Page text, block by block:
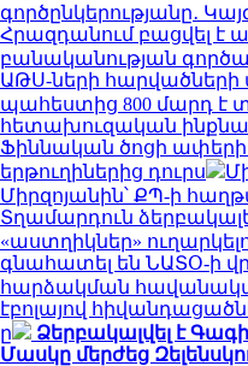
գործընկերությանը․
Հրազդանում բացվել է
բանականության
ԱԹՍ-ների հարվածների
պահեստից 800 մարդ է
հետախուզական
Ֆիննական ծոցի ափերի
երթուղիներից դուրս
Միրզոյանին՝ ՔՊ-ի
Տղամարդուն
«աստղիկներ»
գնահատել են ՆԱՏՕ-ի
հարձակման
էբոլայով
ը
Ձերբակալվել է
Մասկը մերժեց